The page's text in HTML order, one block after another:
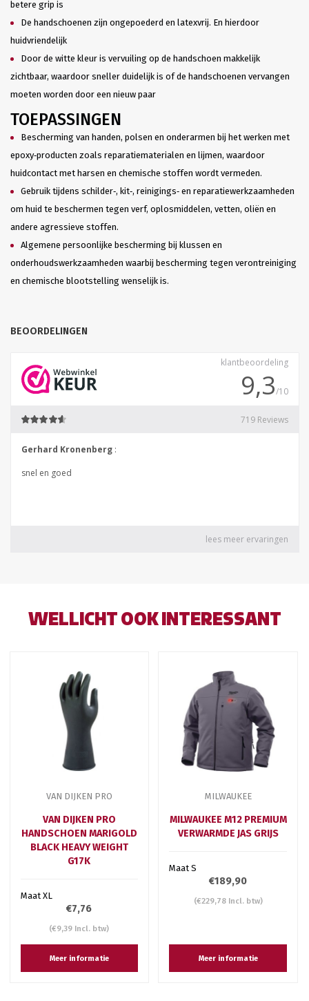
betere grip is
De handschoenen zijn ongepoederd en latexvrij. En hierdoor
huidvriendelijk
Door de witte kleur is vervuiling op de handschoen makkelijk
zichtbaar, waardoor sneller duidelijk is of de handschoenen vervangen
moeten worden door een nieuw paar
TOEPASSINGEN
Bescherming van handen, polsen en onderarmen bij het werken met
epoxy‑producten zoals reparatiematerialen en lijmen, waardoor
huidcontact met harsen en chemische stoffen wordt vermeden.
Gebruik tijdens schilder‑, kit‑, reinigings‑ en reparatiewerkzaamheden
om huid te beschermen tegen verf, oplosmiddelen, vetten, oliën en
andere agressieve stoffen.
Algemene persoonlijke bescherming bij klussen en
onderhoudswerkzaamheden waarbij bescherming tegen verontreiniging
en chemische blootstelling wenselijk is.
BEOORDELINGEN
WELLICHT OOK INTERESSANT
VAN DIJKEN PRO
VAN DIJKEN PRO
HANDSCHOEN MARIGOLD
BLACK HEAVY WEIGHT
G17K
Maat XL
€7,76
(€9,39 Incl. btw)
Meer informatie
MILWAUKEE
MILWAUKEE M12 PREMIUM
VERWARMDE JAS GRIJS
Maat S
€189,90
(€229,78 Incl. btw)
Meer informatie